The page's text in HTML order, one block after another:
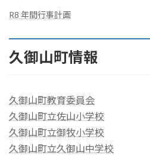
R8 年間行事計画
久御山町情報
久御山町教育委員会
久御山町立佐山小学校
久御山町立御牧小学校
久御山町立久御山中学校